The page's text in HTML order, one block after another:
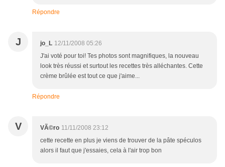
Répondre
J jo_L 12/11/2008 05:26
J'ai voté pour toi! Tes photos sont magnifiques, la nouveau
look très réussi et surtout les recettes très alléchantes. Cette
crème brûlée est tout ce que j'aime...
Répondre
V VÃ©ro 11/11/2008 23:12
cette recette en plus je viens de trouver de la pâte spéculos
alors il faut que j'essaies, cela à l'air trop bon